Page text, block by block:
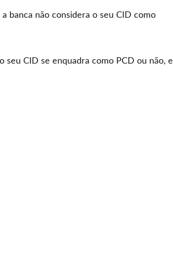
banca não considera o seu CID como
seu CID se enquadra como PCD ou não, e